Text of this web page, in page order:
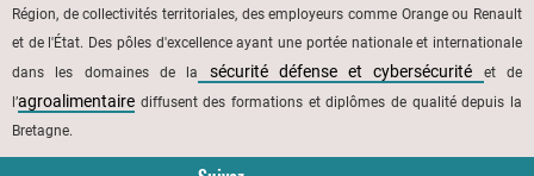
Région, de collectivités territoriales, des employeurs comme Orange ou Renault
et de l'État. Des pôles d'excellence ayant une portée nationale et internationale
dans les domaines de la
sécurité défense et cybersécurité et de
l’agroalimentaire diffusent des formations et diplômes de qualité depuis la
Bretagne.